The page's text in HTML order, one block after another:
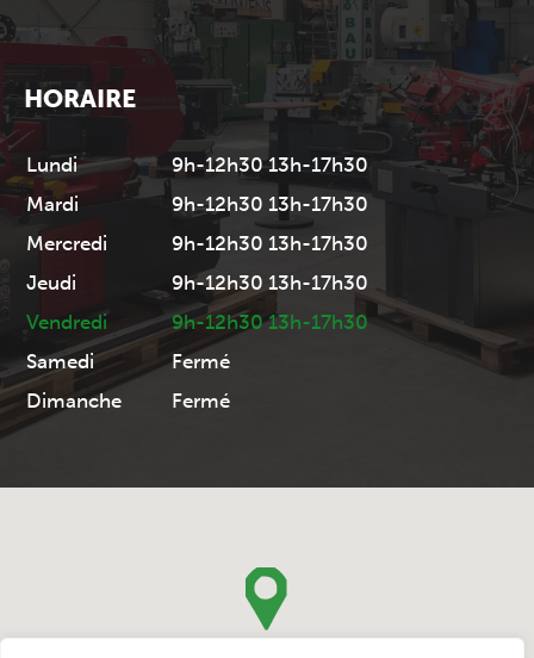
HORAIRE
Lundi
9h-12h30 13h-17h30
Mardi
9h-12h30 13h-17h30
Mercredi
9h-12h30 13h-17h30
Jeudi
9h-12h30 13h-17h30
Vendredi
9h-12h30 13h-17h30
Samedi
Fermé
Dimanche
Fermé